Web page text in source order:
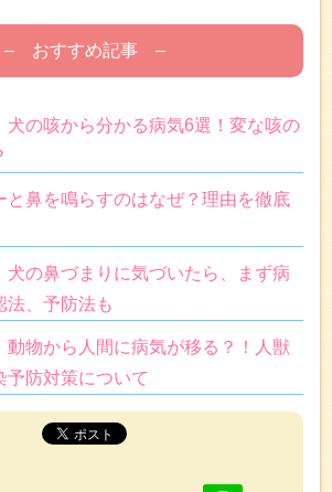
– おすすめ記事 –
犬の咳から分かる病気6選！変な咳の
と鼻を鳴らすのはなぜ？理由を徹底
犬の鼻づまりに気づいたら、まず病
法、予防法も
動物から人間に病気が移る？！人獣
予防対策について